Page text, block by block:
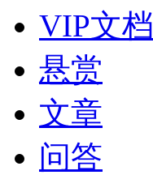
VIP文档
悬赏
文章
问答